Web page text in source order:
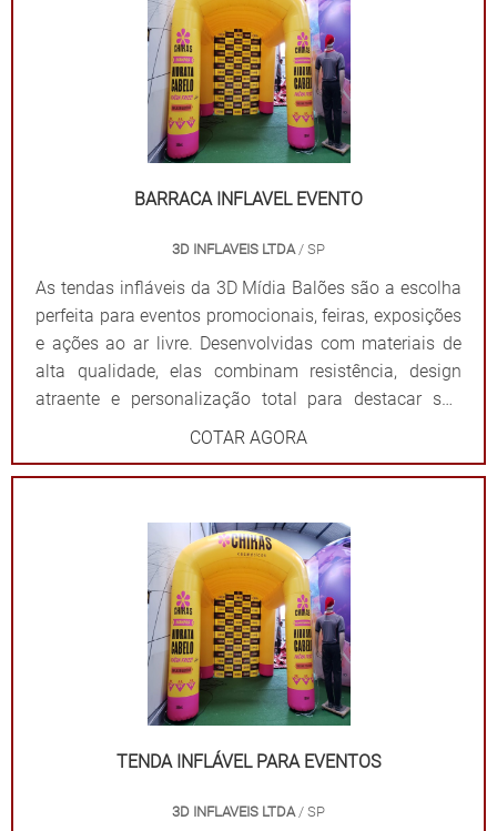
BARRACA INFLAVEL EVENTO
3D INFLAVEIS LTDA/ SP
As tendas infláveis da 3D Mídia Balões são a escolha
perfeita para eventos promocionais, feiras, exposições
e ações ao ar livre. Desenvolvidas com materiais de
alta qualidade, elas combinam resistência, design
atraente e personalização total para destacar sua
marca de forma impactante. Cada tenda é projetada
ampla visibilidade com cores vibrantes e áreas
mensagem. Além de proteger contra sol ou chuva,
elas criam um ponto de referência visual que atrai o
público e fortalece sua presença em qualquer evento.
Por que escolher as tendas infláveis da 3D Mídia
impressões exclusivas. Praticidade: Fácil transporte,
montagem e desmontagem. Durabilidade: Feitas com
materiais resistentes para uso frequente. Impacto
visual: Garantem destaque em meio a qualquer
inesquecível com uma solução que combina
COTAR AGORA
TENDA INFLÁVEL PARA EVENTOS
3D INFLAVEIS LTDA/ SP